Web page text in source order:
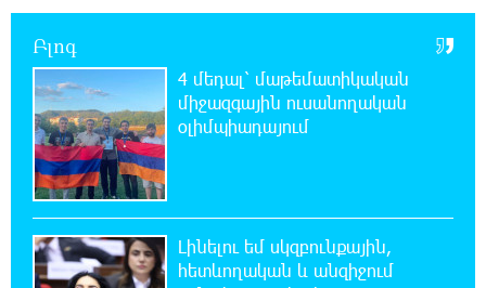
բանտերը լիքն են քաղբանտարկյալներով,
նորերին բերելու համար, քանի որ տեղ չկա, հերթափոխով
հներին ուղարկում են տնային կալանքի․ Անահիտ
Ադամյան
22:36:21 5-08-2026
Իրանն ու Օմանը համաձայնեցրել են
Հորմուզի նեղուցով նոր երթուղու
կոորդինատները
Բլոգ
4 մեդալ՝ մաթեմատիկական
միջազգային ուսանողական
օլիմպիադայում
Լինելու եմ սկզբունքային,
հետևողական և անզիջում